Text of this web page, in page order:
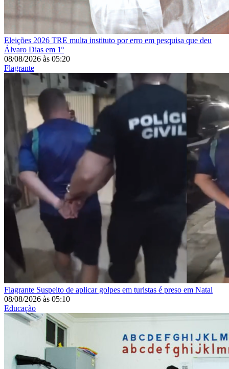
Eleições 2026 TRE multa instituto por erro em pesquisa que deu
Álvaro Dias em 1º
08/08/2026 às 05:20
Flagrante
Flagrante Suspeito de aplicar golpes em turistas é preso em Natal
08/08/2026 às 05:10
Educação